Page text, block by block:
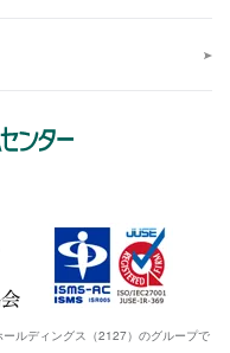
ルディングス（2127）のグループで